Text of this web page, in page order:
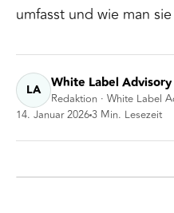
umfasst und wie man
LA White Label Advisory
Redaktion · White Label
14. Januar 20263 Min. Lesezeit